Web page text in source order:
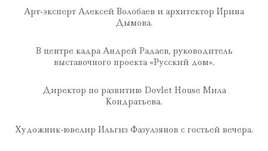
Арт-эксперт Алексей Волобаев и архитектор Ирина
Дымова.
В центре кадра Андрей Радаев, руководитель
выставочного проекта «Русский дом».
Директор по развитию Dovlet House Мила
Кондратьева.
Художник-ювелир Ильгиз Фазулзянов с гостьей вечера.